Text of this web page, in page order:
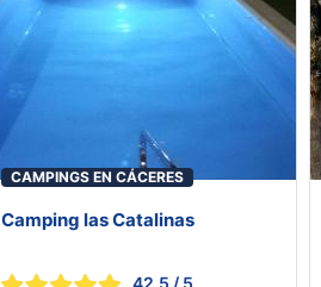
CAMPINGS EN CÁCERES
Camping las Catalinas
42.5 / 5